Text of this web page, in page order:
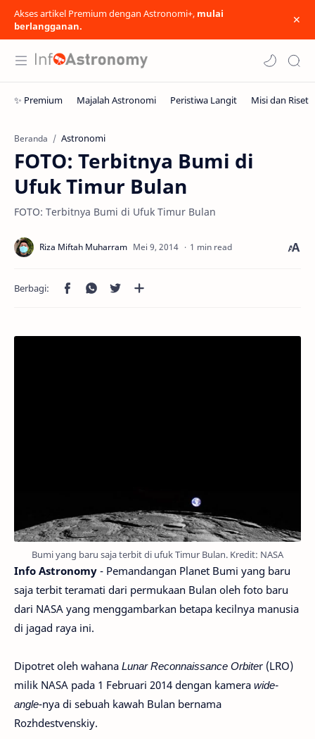
Akses artikel Premium dengan Astronomi+, mulai
berlangganan.
Beranda Astronomi
FOTO: Terbitnya Bumi di
Ufuk Timur Bulan
FOTO: Terbitnya Bumi di Ufuk Timur Bulan
1 min read
Bumi yang baru saja terbit di ufuk Timur Bulan. Kredit: NASA
Info Astronomy - Pemandangan Planet Bumi yang baru
saja terbit teramati dari permukaan Bulan oleh foto baru
dari NASA yang menggambarkan betapa kecilnya manusia
di jagad raya ini.
Dipotret oleh wahana Lunar Reconnaissance Orbiter (LRO)
milik NASA pada 1 Februari 2014 dengan kamera wide-
angle-nya di sebuah kawah Bulan bernama
Rozhdestvenskiy.